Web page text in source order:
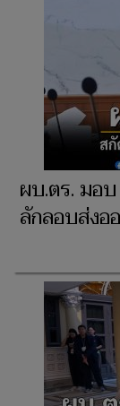
ผบ.ตร. มอ
ลักลอบส่งอ